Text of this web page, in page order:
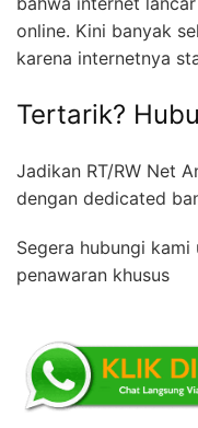
online. Kini banyak
karena internetnya
Tertarik?
Jadikan RT/RW Net
dengan dedicated
Segera hubungi
penawaran khusus